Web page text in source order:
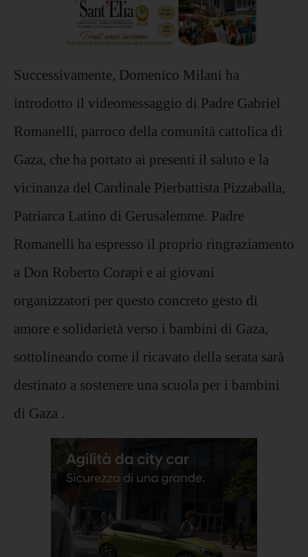
Successivamente, Domenico Milani ha
introdotto il videomessaggio di Padre Gabriel
Romanelli, parroco della comunità cattolica di
Gaza, che ha portato ai presenti il saluto e la
vicinanza del Cardinale Pierbattista Pizzaballa,
Patriarca Latino di Gerusalemme. Padre
Romanelli ha espresso il proprio ringraziamento
a Don Roberto Corapi e ai giovani
organizzatori per questo concreto gesto di
amore e solidarietà verso i bambini di Gaza,
sottolineando come il ricavato della serata sarà
destinato a sostenere una scuola per i bambini
di Gaza .